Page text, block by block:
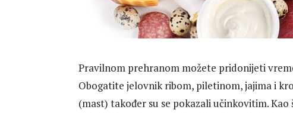
Pravilnom prehranom možete pridonijeti
Obogatite jelovnik ribom, piletinom, jajima i
(mast) također su se pokazali učinkovitim.